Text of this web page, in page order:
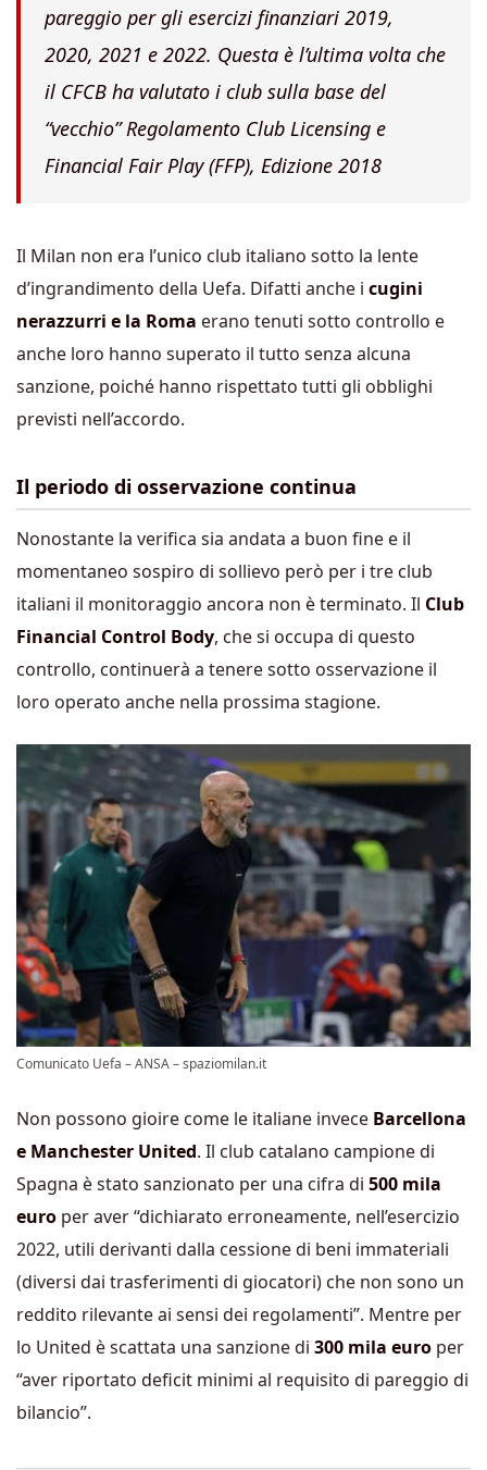
pareggio per gli esercizi finanziari 2019,
2020, 2021 e 2022. Questa è l’ultima volta che
il CFCB ha valutato i club sulla base del
“vecchio” Regolamento Club Licensing e
Financial Fair Play (FFP), Edizione 2018
Il Milan non era l’unico club italiano sotto la lente
d’ingrandimento della Uefa. Difatti anche i cugini
nerazzurri e la Roma erano tenuti sotto controllo e
anche loro hanno superato il tutto senza alcuna
sanzione, poiché hanno rispettato tutti gli obblighi
previsti nell’accordo.
Il periodo di osservazione continua
Nonostante la verifica sia andata a buon fine e il
momentaneo sospiro di sollievo però per i tre club
italiani il monitoraggio ancora non è terminato. Il Club
Financial Control Body, che si occupa di questo
controllo, continuerà a tenere sotto osservazione il
loro operato anche nella prossima stagione.
Comunicato Uefa – ANSA – spaziomilan.it
Non possono gioire come le italiane invece Barcellona
e Manchester United. Il club catalano campione di
Spagna è stato sanzionato per una cifra di 500 mila
euro per aver “dichiarato erroneamente, nell’esercizio
2022, utili derivanti dalla cessione di beni immateriali
(diversi dai trasferimenti di giocatori) che non sono un
reddito rilevante ai sensi dei regolamenti”. Mentre per
lo United è scattata una sanzione di 300 mila euro per
“aver riportato deficit minimi al requisito di pareggio di
bilancio”.